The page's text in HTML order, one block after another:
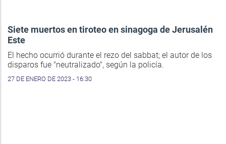
Siete muertos en tiroteo en sinagoga de Jerusalén
Este
El hecho ocurrió durante el rezo del sabbat; el autor de los
disparos fue "neutralizado", según la policía.
27 DE ENERO DE 2023 - 16:30